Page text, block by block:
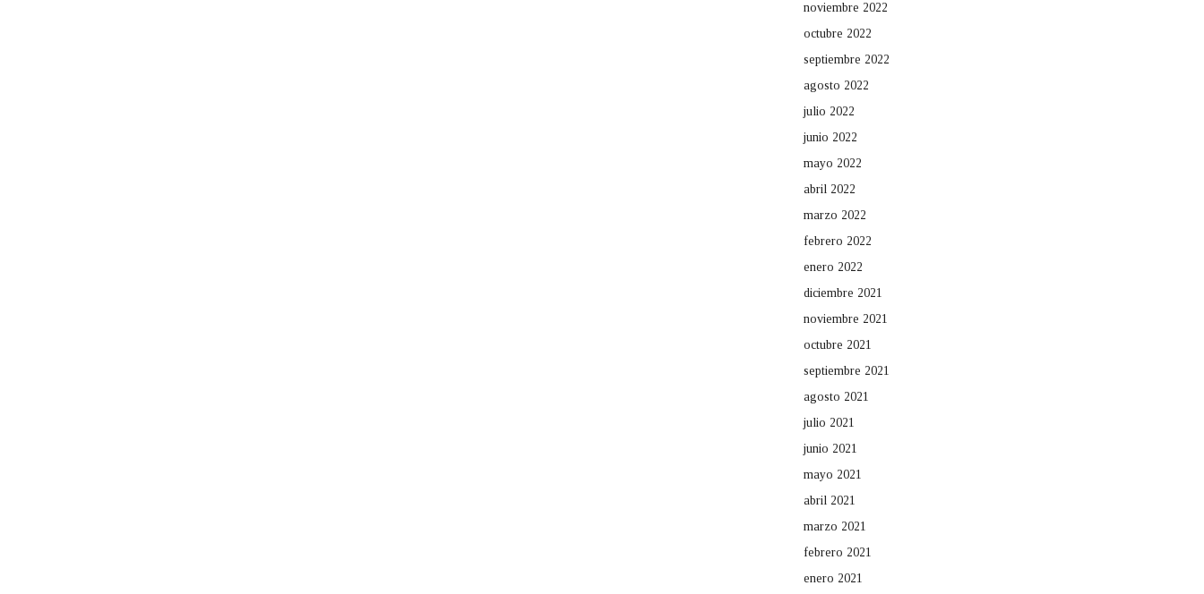
noviembre 2022
octubre 2022
septiembre 2022
agosto 2022
julio 2022
junio 2022
mayo 2022
abril 2022
marzo 2022
febrero 2022
enero 2022
diciembre 2021
noviembre 2021
octubre 2021
septiembre 2021
agosto 2021
julio 2021
junio 2021
mayo 2021
abril 2021
marzo 2021
febrero 2021
enero 2021